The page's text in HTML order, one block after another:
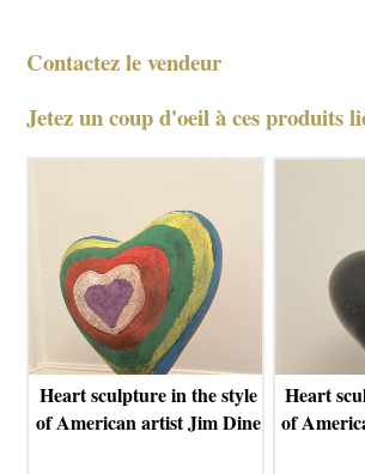
Contactez le vendeur
Jetez un coup d'oeil à ces produits
Heart sculpture in the style
of American artist Jim Dine
Heart
of